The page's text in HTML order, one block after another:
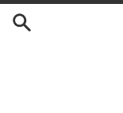
コ